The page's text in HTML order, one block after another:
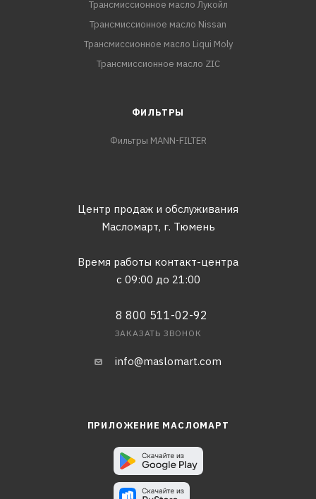
Трансмиссионное масло Лукойл
Трансмиссионное масло Nissan
Трансмиссионное масло Liqui Moly
Трансмиссионное масло ZIC
ФИЛЬТРЫ
Фильтры MANN-FILTER
Центр продаж и обслуживания
Масломарт, г. Тюмень
Время работы контакт-центра
с 09:00 до 21:00
8 800 511-02-92
ЗАКАЗАТЬ ЗВОНОК
info@maslomart.com
ПРИЛОЖЕНИЕ МАСЛОМАРТ